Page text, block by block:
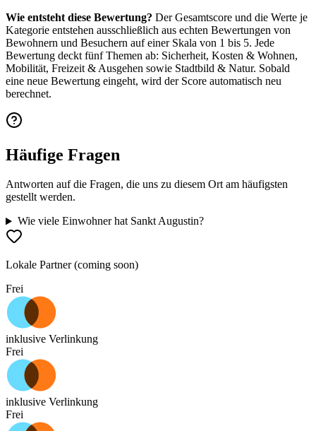
Wie entsteht diese Bewertung? Der Gesamtscore und die Werte je
Kategorie entstehen ausschließlich aus echten Bewertungen von
Bewohnern und Besuchern auf einer Skala von 1 bis 5. Jede
Bewertung deckt fünf Themen ab: Sicherheit, Kosten & Wohnen,
Mobilität, Freizeit & Ausgehen sowie Stadtbild & Natur. Sobald
eine neue Bewertung eingeht, wird der Score automatisch neu
berechnet.
Häufige Fragen
Antworten auf die Fragen, die uns zu diesem Ort am häufigsten
gestellt werden.
Wie viele Einwohner hat Sankt Augustin?
Lokale Partner (coming soon)
Frei
inklusive Verlinkung
Frei
inklusive Verlinkung
Frei